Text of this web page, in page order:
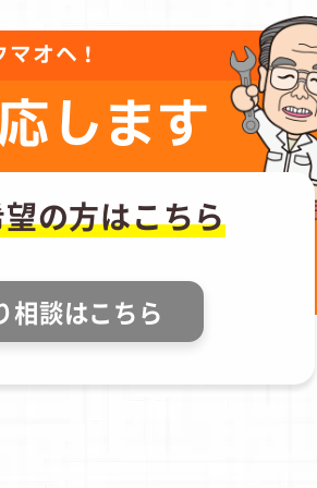
オへ！
します
の方はこちら
相談はこちら